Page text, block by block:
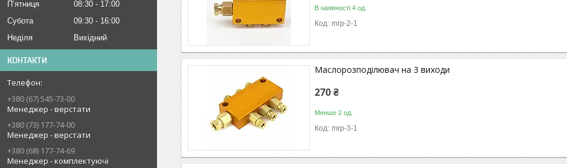
Пʼятниця
08:30
17:00
Субота
09:30
16:00
Неділя
Вихідний
КОНТАКТИ
+380 (67) 545-73-00
Менеджер - верстати
+380 (73) 177-74-00
Менеджер - верстати
+380 (68) 177-74-69
Менеджер - комплектуючі
В наявності 4 од.
mrp-2-1
Маслорозподілювач на 3 виходи
270 ₴
Менше 2 од.
mrp-3-1